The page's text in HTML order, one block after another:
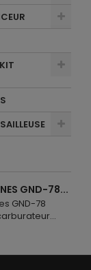
GND-78...
GND-78